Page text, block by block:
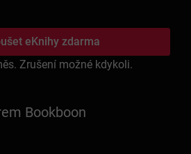
eKnihy zdarma
Zrušení možné kdykoli.
Bookboon